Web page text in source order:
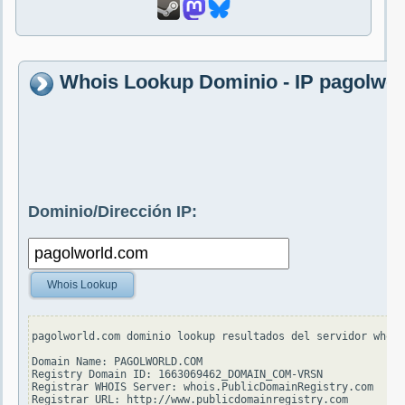
Whois Lookup Dominio - IP
Dominio/Dirección IP:
Whois Lookup
pagolworld.com dominio lookup resultados del servidor
Domain Name: PAGOLWORLD.COM
Registry Domain ID: 1663069462_DOMAIN_COM-VRSN
Registrar WHOIS Server: whois.PublicDomainRegistry.com
Registrar URL: http://www.publicdomainregistry.com